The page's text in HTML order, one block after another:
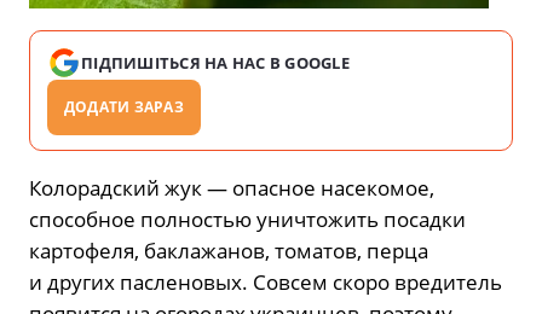
ПІДПИШІТЬСЯ НА НАС В GOOGLE
ДОДАТИ ЗАРАЗ
Колорадский жук — опасное насекомое,
способное полностью уничтожить посадки
картофеля, баклажанов, томатов, перца
и других пасленовых. Совсем скоро вредитель